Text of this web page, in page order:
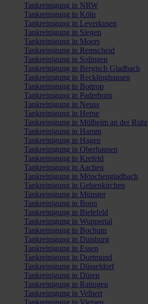
Tankreinigung in NRW
Tankreinigung in Köln
Tankreinigung in Leverkusen
Tankreinigung in Siegen
Tankreinigung in Moers
Tankreinigung in Remscheid
Tankreinigung in Solingen
Tankreinigung in Bergisch Gladbach
Tankreinigung in Recklinghausen
Tankreinigung in Bottrop
Tankreinigung in Paderborn
Tankreinigung in Neuss
Tankreinigung in Herne
Tankreinigung in Mülheim an der Ruhr
Tankreinigung in Hamm
Tankreinigung in Hagen
Tankreinigung in Oberhausen
Tankreinigung in Krefeld
Tankreinigung in Aachen
Tankreinigung in Mönchengladbach
Tankreinigung in Gelsenkirchen
Tankreinigung in Münster
Tankreinigung in Bonn
Tankreinigung in Bielefeld
Tankreinigung in Wuppertal
Tankreinigung in Bochum
Tankreinigung in Duisburg
Tankreinigung in Essen
Tankreinigung in Dortmund
Tankreinigung in Düsseldorf
Tankreinigung in Düren
Tankreinigung in Ratingen
Tankreinigung in Velbert
Tankreinigung in Viersen